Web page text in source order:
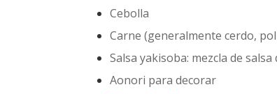
Cebolla
Carne (generalmente cerdo,
Salsa yakisoba: mezcla de
Aonori para decorar